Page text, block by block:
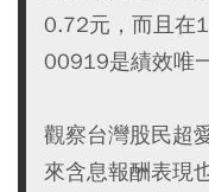
0.72元，而且在
00919是績效唯
觀察台灣股民超
來含息報酬表現